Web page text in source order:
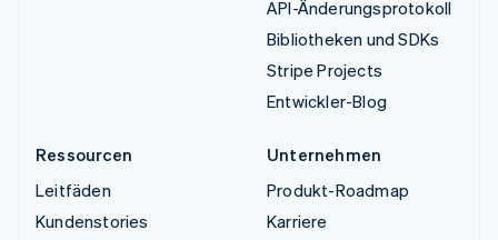
API-Änderungsprotokoll
Bibliotheken und SDKs
Stripe Projects
Entwickler-Blog
Ressourcen
Leitfäden
Kundenstories
Unternehmen
Produkt-Roadmap
Karriere